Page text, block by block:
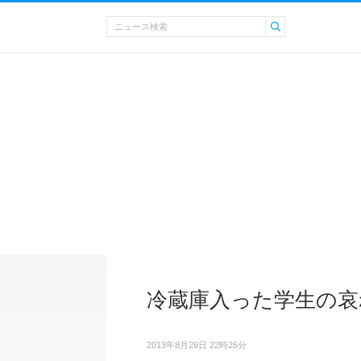
冷蔵庫入った学生の
2013年8月29日 22時26分